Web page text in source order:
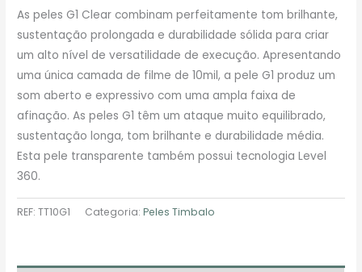
As peles G1 Clear combinam perfeitamente tom brilhante,
sustentação prolongada e durabilidade sólida para criar
um alto nível de versatilidade de execução. Apresentando
uma única camada de filme de 10mil, a pele G1 produz um
som aberto e expressivo com uma ampla faixa de
afinação. As peles G1 têm um ataque muito equilibrado,
sustentação longa, tom brilhante e durabilidade média.
Esta pele transparente também possui tecnologia Level
360.
REF:TT10G1 Categoria:Peles Timbalo